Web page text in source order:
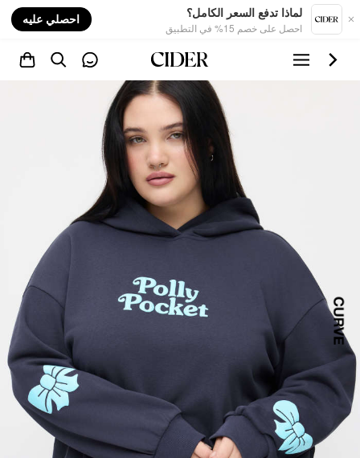
لماذا تدفع السعر الكامل؟
احصل على خصم 15% في التطبيق
احصلي عليه